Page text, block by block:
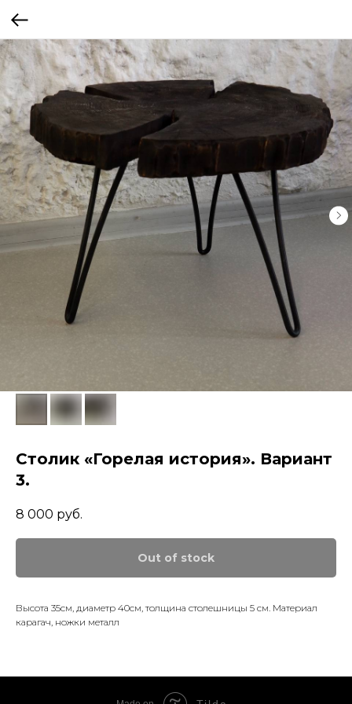
Столик «Горелая история». Вариант
3.
8 000 руб.
Out of stock
Высота 35см, диаметр 40см, толщина столешницы 5 см. Материал
карагач, ножки металл